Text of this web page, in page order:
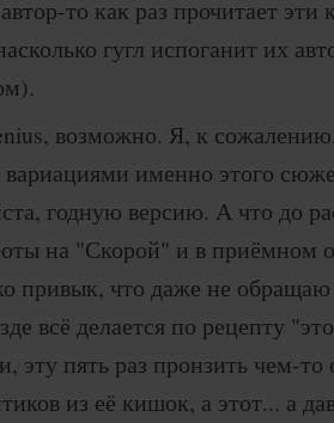
то как раз прочитает
гугл испоганит их
возможно. Я, к
именно этого
годную версию. А что до
на "Скорой" и в приёмном
привык, что даже не
всё делается по рецепту
эту пять раз пронзить чем-
из её кишок, а этот... а